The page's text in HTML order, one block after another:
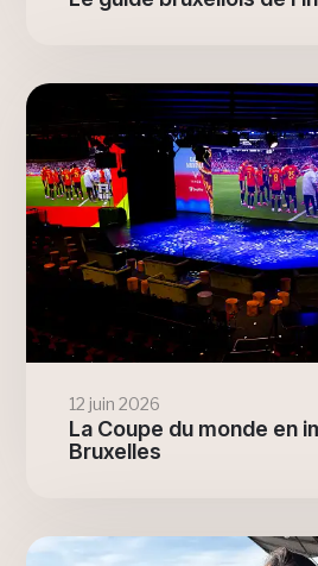
12 juin 2026
La Coupe du monde en
Bruxelles